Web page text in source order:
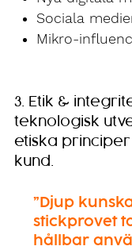
Sociala
Mikro-
3. Etik &
teknologisk
etiska
kund.
”Djup
stickprovet
hållbar